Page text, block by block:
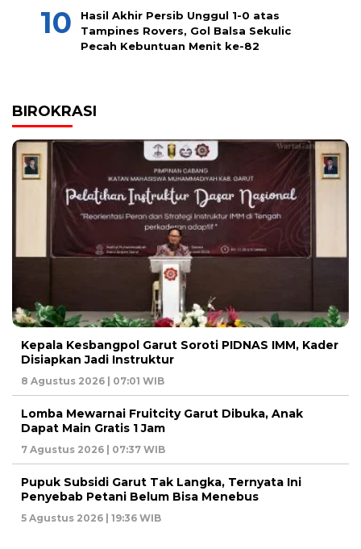
Hasil Akhir Persib Unggul 1-0 atas
Tampines Rovers, Gol Balsa Sekulic
Pecah Kebuntuan Menit ke-82
BIROKRASI
Kepala Kesbangpol Garut Soroti PIDNAS IMM, Kader
Disiapkan Jadi Instruktur
8 Agustus 2026 | 07:01 WIB
Lomba Mewarnai Fruitcity Garut Dibuka, Anak
Dapat Main Gratis 1 Jam
7 Agustus 2026 | 07:37 WIB
Pupuk Subsidi Garut Tak Langka, Ternyata Ini
Penyebab Petani Belum Bisa Menebus
5 Agustus 2026 | 19:36 WIB